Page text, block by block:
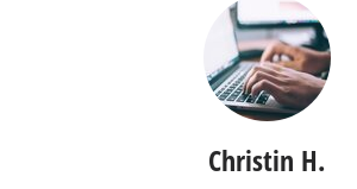
Christin H.